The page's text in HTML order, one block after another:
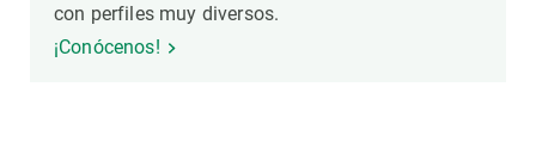
con perfiles muy diversos.
¡Conócenos!